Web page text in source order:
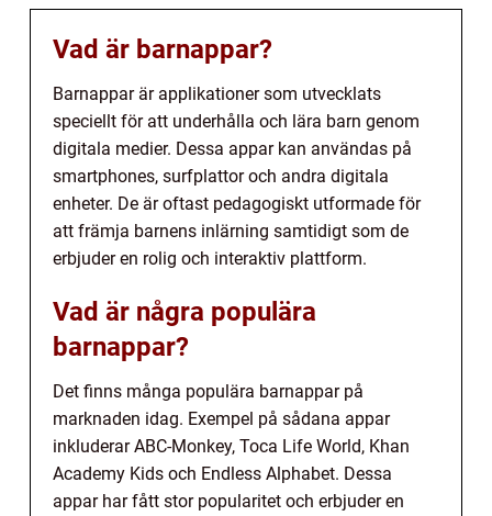
Vad är barnappar?
Barnappar är applikationer som utvecklats
speciellt för att underhålla och lära barn genom
digitala medier. Dessa appar kan användas på
smartphones, surfplattor och andra digitala
enheter. De är oftast pedagogiskt utformade för
att främja barnens inlärning samtidigt som de
erbjuder en rolig och interaktiv plattform.
Vad är några populära
barnappar?
Det finns många populära barnappar på
marknaden idag. Exempel på sådana appar
inkluderar ABC-Monkey, Toca Life World, Khan
Academy Kids och Endless Alphabet. Dessa
appar har fått stor popularitet och erbjuder en